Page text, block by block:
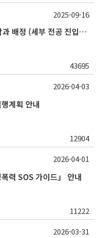
(10/28 ~ 11/12) 2026년 1학기 학과 배정 (세부 전공 진입) 안내
43695
2025-09-16
계획 안내
12904
2026-04-03
력 SOS 가이드」 안내
11222
2026-04-01
2026-03-31